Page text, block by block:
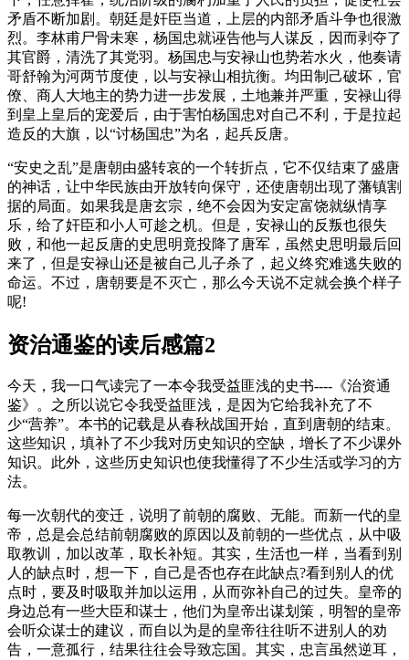
矛盾不断加剧。朝廷是奸臣当道，上层的内部矛盾斗争也很激
烈。李林甫尸骨未寒，杨国忠就诬告他与人谋反，因而剥夺了
其官爵，清洗了其党羽。杨国忠与安禄山也势若水火，他奏请
哥舒翰为河两节度使，以与安禄山相抗衡。均田制己破坏，官
僚、商人大地主的势力进一步发展，土地兼并严重，安禄山得
到皇上皇后的宠爱后，由于害怕杨国忠对自己不利，于是拉起
造反的大旗，以“讨杨国忠”为名，起兵反唐。
“安史之乱”是唐朝由盛转哀的一个转折点，它不仅结束了盛唐
的神话，让中华民族由开放转向保守，还使唐朝出现了藩镇割
据的局面。如果我是唐玄宗，绝不会因为安定富饶就纵情享
乐，给了奸臣和小人可趁之机。但是，安禄山的反叛也很失
败，和他一起反唐的史思明竟投降了唐军，虽然史思明最后回
来了，但是安禄山还是被自己儿子杀了，起义终究难逃失败的
命运。不过，唐朝要是不灭亡，那么今天说不定就会换个样子
呢!
资治通鉴的读后感篇2
今天，我一口气读完了一本令我受益匪浅的史书----《治资通
鉴》。之所以说它令我受益匪浅，是因为它给我补充了不
少“营养”。本书的记载是从春秋战国开始，直到唐朝的结束。
这些知识，填补了不少我对历史知识的空缺，增长了不少课外
知识。此外，这些历史知识也使我懂得了不少生活或学习的方
法。
每一次朝代的变迁，说明了前朝的腐败、无能。而新一代的皇
帝，总是会总结前朝腐败的原因以及前朝的一些优点，从中吸
取教训，加以改革，取长补短。其实，生活也一样，当看到别
人的缺点时，想一下，自己是否也存在此缺点?看到别人的优
点时，要及时吸取并加以运用，从而弥补自己的过失。皇帝的
身边总有一些大臣和谋士，他们为皇帝出谋划策，明智的皇帝
会听众谋士的建议，而自以为是的皇帝往往听不进别人的劝
告，一意孤行，结果往往会导致忘国。其实，忠言虽然逆耳，